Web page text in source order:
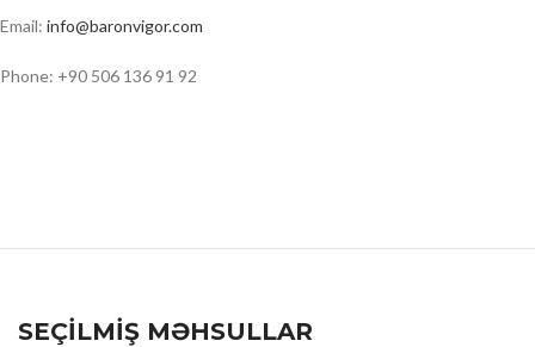
Email: info@baronvigor.com
Phone: +90 506 136 91 92
SEÇİLMİŞ MƏHSULLAR